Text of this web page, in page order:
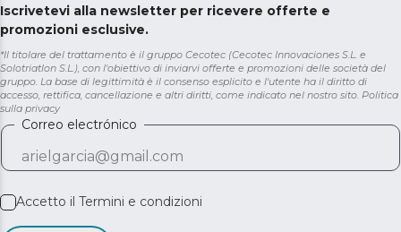
Iscrivetevi alla newsletter per ricevere offerte e
promozioni esclusive.
*Il titolare del trattamento è il gruppo Cecotec (Cecotec Innovaciones S.L. e
Solotriatlon S.L.), con l'obiettivo di inviarvi offerte e promozioni delle società del
gruppo. La base di legittimità è il consenso esplicito e l'utente ha il diritto di
accesso, rettifica, cancellazione e altri diritti, come indicato nel nostro sito. Politica
sulla privacy
Correo electrónico
Accetto il Termini e condizioni